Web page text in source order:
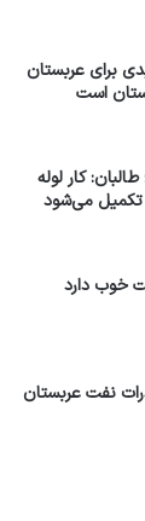
برای عربستان
است
کار لوله
تکمیل می‌شود
خوب دارد
نفت عربستان